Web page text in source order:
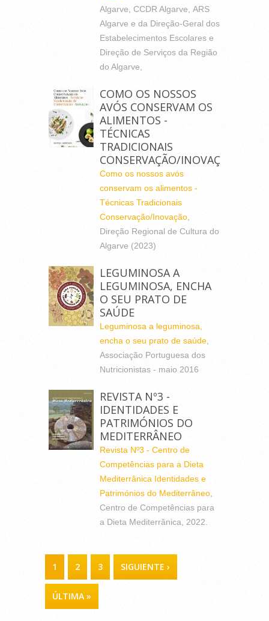
Algarve, CCDR Algarve, ARS
Algarve e da Direção-Geral dos
Estabelecimentos Escolares e
Direção de Serviços da Região
do Algarve,
COMO OS NOSSOS
AVÓS CONSERVAM OS
ALIMENTOS -
TÉCNICAS
TRADICIONAIS
CONSERVAÇÃO/INOVAÇÃO
Como os nossos avós
conservam os alimentos -
Técnicas Tradicionais
Conservação/Inovação
Direção Regional de Cultura do
Algarve (2023)
LEGUMINOSA A
LEGUMINOSA, ENCHA
O SEU PRATO DE
SAÚDE
Leguminosa a leguminosa,
encha o seu prato de saúde
Associação Portuguesa dos
Nutricionistas - maio 2016
REVISTA Nº3 -
IDENTIDADES E
PATRIMÓNIOS DO
MEDITERRÂNEO
Revista Nº3 - Centro de
Competências para a Dieta
Mediterrânica Identidades e
Patrimónios do Mediterrâneo
Centro de Competências para
a Dieta Mediterrânica, 2022.
PÁGINAS
1 2 3 SIGUIENTE ›
ÚLTIMA »